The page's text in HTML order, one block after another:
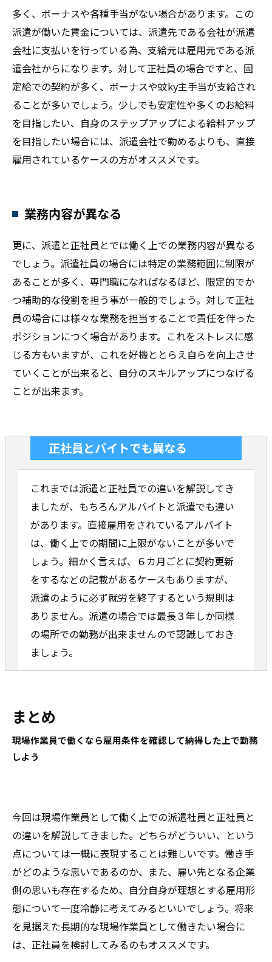
多く、ボーナスや各種手当がない場合があります。この
派遣が働いた賃金については、派遣先である会社が派遣
会社に支払いを行っている為、支給元は雇用元である派
遣会社からになります。対して正社員の場合ですと、固
定給での契約が多く、ボーナスや蚊ky主手当が支給され
ることが多いでしょう。少しでも安定性や多くのお給料
を目指したい、自身のステップアップによる給料アップ
を目指したい場合には、派遣会社で勤めるよりも、直接
雇用されているケースの方がオススメです。
業務内容が異なる
更に、派遣と正社員とでは働く上での業務内容が異なる
でしょう。派遣社員の場合には特定の業務範囲に制限が
あることが多く、専門職になればなるほど、限定的でか
つ補助的な役割を担う事が一般的でしょう。対して正社
員の場合には様々な業務を担当することで責任を伴った
ポジションにつく場合があります。これをストレスに感
じる方もいますが、これを好機ととらえ自らを向上させ
ていくことが出来ると、自分のスキルアップにつなげる
ことが出来ます。
正社員とバイトでも異なる
これまでは派遣と正社員での違いを解説してき
ましたが、もちろんアルバイトと派遣でも違い
があります。直接雇用をされているアルバイト
は、働く上での期間に上限がないことが多いで
しょう。細かく言えば、６カ月ごとに契約更新
をするなどの記載があるケースもありますが、
派遣のように必ず就労を終了するという規則は
ありません。派遣の場合では最長３年しか同様
の場所での勤務が出来ませんので認識しておき
ましょう。
現場作業員で働くなら雇用条件を確認して納得した上で勤務
しよう
まとめ
今回は現場作業員として働く上での派遣社員と正社員と
の違いを解説してきました。どちらがどういい、という
点については一概に表現することは難しいです。働き手
がどのような思いであるのか、また、雇い先となる企業
側の思いも存在するため、自分自身が理想とする雇用形
態について一度冷静に考えてみるといいでしょう。将来
を見据えた長期的な現場作業員として働きたい場合に
は、正社員を検討してみるのもオススメです。